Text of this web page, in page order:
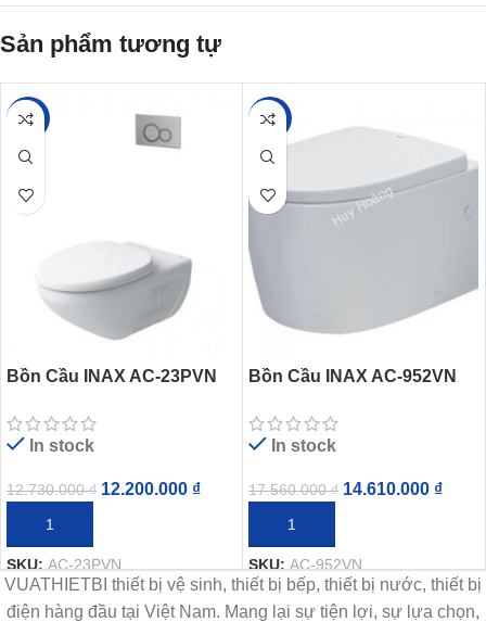
Sản phẩm tương tự
-4%
Bồn Cầu INAX AC-23PVN
Thùng Nước Âm
In stock
12.730.000₫ 12.200.000 ₫
THÊM VÀO GIỎ HÀNG
SKU:AC-23PVN
-17%
Bồn Cầu INAX AC-952VN
In stock
17.560.000₫ 14.610.000 ₫
THÊM VÀO GIỎ HÀNG
SKU:AC-952VN
VUATHIETBI thiết bị vệ sinh, thiết bị bếp, thiết bị nước, thiết bị
điện hàng đầu tại Việt Nam. Mang lại sự tiện lợi, sự lựa chọn,